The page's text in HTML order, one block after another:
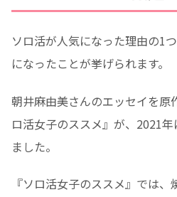
ソロ活が人気になった理由の1
になったことが挙げられます。
朝井麻由美さんのエッセイを原
ロ活女子のススメ』が、2021
ました。
『ソロ活女子のススメ』では